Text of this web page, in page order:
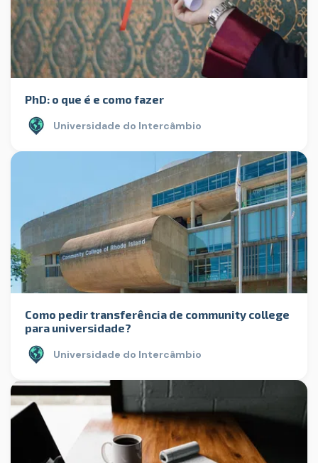
PhD: o que é e como fazer
Universidade do Intercâmbio
Como pedir transferência de community college
para universidade?
Universidade do Intercâmbio